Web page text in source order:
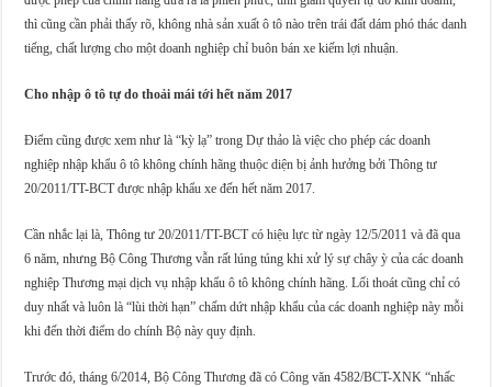
thì cũng cần phải thấy rõ, không nhà sản xuất ô tô nào trên trái đất dám phó thác danh
tiếng, chất lượng cho một doanh nghiệp chỉ buôn bán xe kiếm lợi nhuận.
Cho nhập ô tô tự do thoải mái tới hết năm 2017
Điểm cũng được xem như là “kỳ lạ” trong Dự thảo là việc cho phép các doanh
nghiệp nhập khẩu ô tô không chính hãng thuộc diện bị ảnh hưởng bởi Thông tư
20/2011/TT-BCT được nhập khẩu xe đến hết năm 2017.
Cần nhắc lại là, Thông tư 20/2011/TT-BCT có hiệu lực từ ngày 12/5/2011 và đã qua
6 năm, nhưng Bộ Công Thương vẫn rất lúng túng khi xử lý sự chây ỳ của các doanh
nghiệp Thương mại dịch vụ nhập khẩu ô tô không chính hãng. Lối thoát cũng chỉ có
duy nhất và luôn là “lùi thời hạn” chấm dứt nhập khẩu của các doanh nghiệp này mỗi
khi đến thời điểm do chính Bộ này quy định.
Trước đó, tháng 6/2014, Bộ Công Thương đã có Công văn 4582/BCT-XNK “nhấc